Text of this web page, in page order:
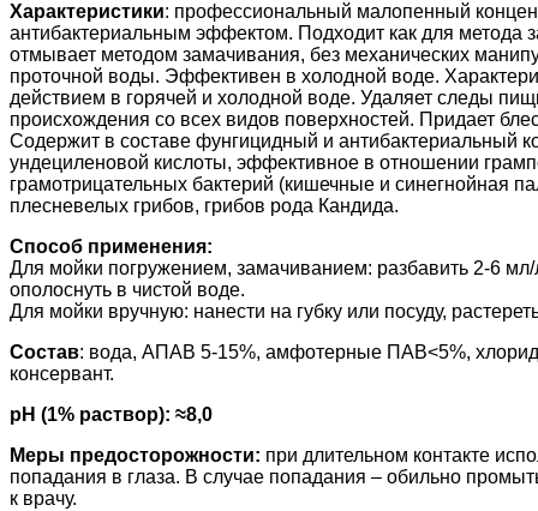
Характеристики: профессиональный малопенный
антибактериальным эффектом. Подходит как для метода
отмывает методом замачивания, без механических
проточной воды. Эффективен в холодной воде.
действием в горячей и холодной воде. Удаляет следы
происхождения со всех видов поверхностей. Придает
Содержит в составе фунгицидный и антибактериальный
ундециленовой кислоты, эффективное в отношении
грамотрицательных бактерий (кишечные и синегнойная
плесневелых грибов, грибов рода Кандида.
Способ применения:
Для мойки погружением, замачиванием: разбавить 2-6
ополоснуть в чистой воде.
Для мойки вручную: нанести на губку или посуду,
Состав: вода, АПАВ 5-15%, амфотерные ПАВ<5%,
консервант.
pH (1% раствор): ≈8,0
Меры предосторожности: при длительном контакте
попадания в глаза. В случае попадания – обильно
к врачу.